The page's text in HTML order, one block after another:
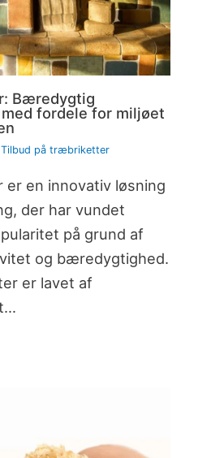
Bæredygtig
fordele for miljøet
Tilbud på træbriketter
en innovativ løsning
der har vundet
på grund af
og bæredygtighed.
er lavet af